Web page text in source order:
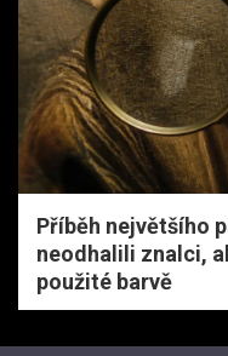
Příběh největšího
neodhalili znalci,
použité barvě